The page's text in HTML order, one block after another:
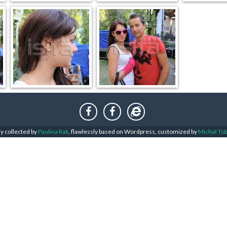
collected by Paulina Rak , flawlessly based on Wordpress, customized by Michał